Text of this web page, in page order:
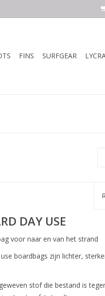
FINS SURFGEAR
DAY USE
voor naar en van het strand
boardbags zijn lichter,
stof die bestand is